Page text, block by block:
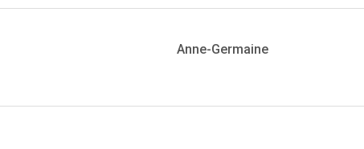
Anne-Germaine
12